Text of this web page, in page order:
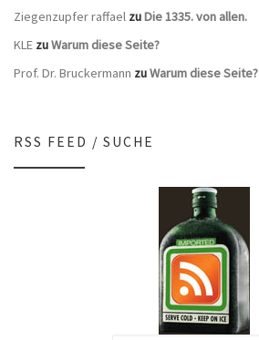
Ziegenzupfer raffael zuDie 1335. von allen.
KLE zuWarum diese Seite?
Prof. Dr. Bruckermann zuWarum diese Seite?
RSS FEED / SUCHE